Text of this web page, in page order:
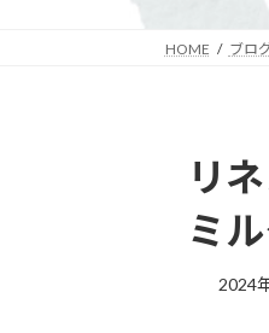
HOME ブロ
リ
ミ
2024